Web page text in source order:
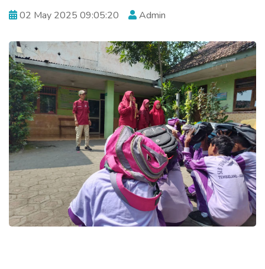
02 May 2025 09:05:20 Admin